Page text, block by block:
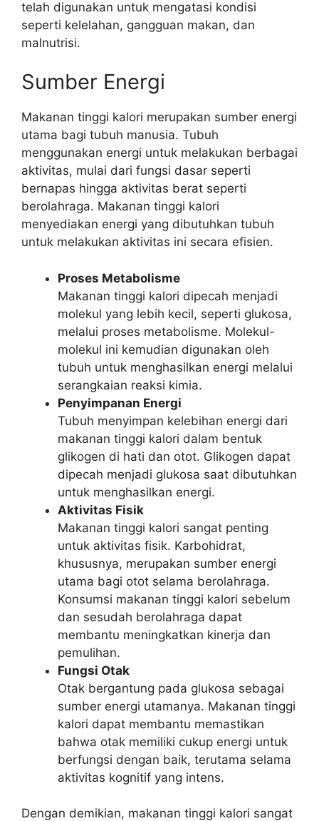
telah digunakan untuk mengatasi kondisi
seperti kelelahan, gangguan makan, dan
malnutrisi.
Sumber Energi
Makanan tinggi kalori merupakan sumber energi
utama bagi tubuh manusia. Tubuh
menggunakan energi untuk melakukan berbagai
aktivitas, mulai dari fungsi dasar seperti
bernapas hingga aktivitas berat seperti
berolahraga. Makanan tinggi kalori
menyediakan energi yang dibutuhkan tubuh
untuk melakukan aktivitas ini secara efisien.
Proses Metabolisme
Makanan tinggi kalori dipecah menjadi
molekul yang lebih kecil, seperti glukosa,
melalui proses metabolisme. Molekul-
molekul ini kemudian digunakan oleh
tubuh untuk menghasilkan energi melalui
serangkaian reaksi kimia.
Penyimpanan Energi
Tubuh menyimpan kelebihan energi dari
makanan tinggi kalori dalam bentuk
glikogen di hati dan otot. Glikogen dapat
dipecah menjadi glukosa saat dibutuhkan
untuk menghasilkan energi.
Aktivitas Fisik
Makanan tinggi kalori sangat penting
untuk aktivitas fisik. Karbohidrat,
khususnya, merupakan sumber energi
utama bagi otot selama berolahraga.
Konsumsi makanan tinggi kalori sebelum
dan sesudah berolahraga dapat
membantu meningkatkan kinerja dan
pemulihan.
Fungsi Otak
Otak bergantung pada glukosa sebagai
sumber energi utamanya. Makanan tinggi
kalori dapat membantu memastikan
bahwa otak memiliki cukup energi untuk
berfungsi dengan baik, terutama selama
aktivitas kognitif yang intens.
Dengan demikian, makanan tinggi kalori sangat